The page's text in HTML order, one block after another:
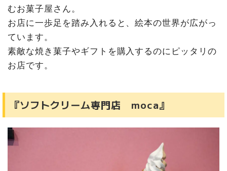
むお菓子屋さん。
お店に一歩足を踏み入れると、絵本の世界が広がっ
ています。
素敵な焼き菓子やギフトを購入するのにピッタリの
お店です。
『ソフトクリーム専門店 moca』